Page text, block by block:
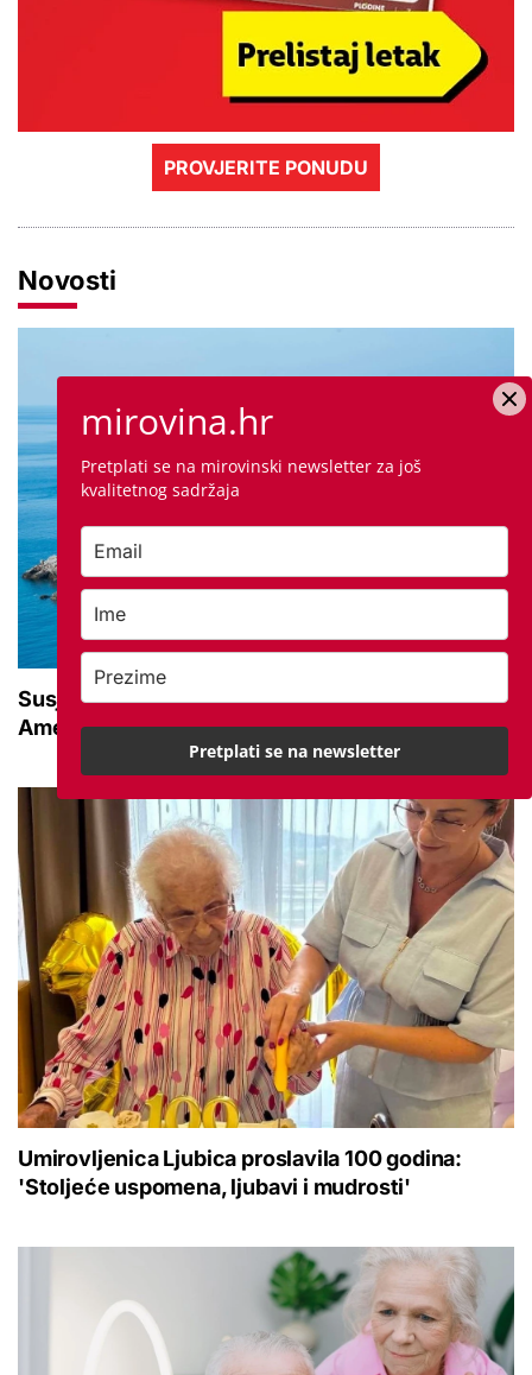
PROVJERITE PONUDU
Novosti
Susjedna zemlja sve popularnije odredište
Amerikanaca u mirovini: Pruža mir i sigurnost
Umirovljenica Ljubica proslavila 100 godina:
'Stoljeće uspomena, ljubavi i mudrosti'
mirovina.hr
Pretplati se na mirovinski newsletter za još
kvalitetnog sadržaja
Pretplati se na newsletter